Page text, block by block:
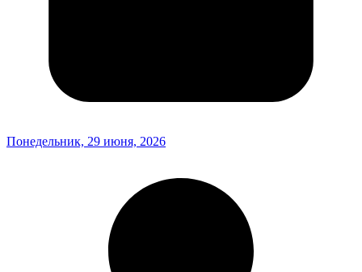
Понедельник, 29 июня, 2026